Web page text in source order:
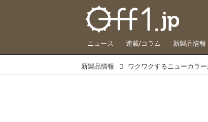
ニュース 連載/コラム 新製品情報
新製品情報